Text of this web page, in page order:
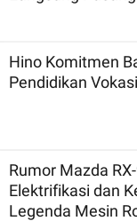
Hino Komitmen
Pendidikan
Rumor Mazda
Elektrifikasi dan
Legenda Mesin